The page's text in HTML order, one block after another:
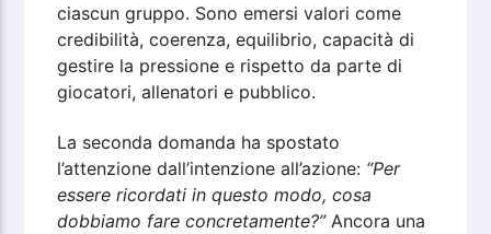
ciascun gruppo. Sono emersi valori come
credibilità, coerenza, equilibrio, capacità di
gestire la pressione e rispetto da parte di
giocatori, allenatori e pubblico.
La seconda domanda ha spostato
l’attenzione dall’intenzione all’azione: “Per
essere ricordati in questo modo, cosa
dobbiamo fare concretamente?”Ancora una